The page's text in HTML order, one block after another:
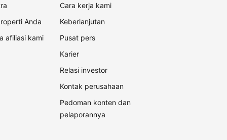
Anda
afiliasi kami
Cara kerja kami
Keberlanjutan
Pusat pers
Karier
Relasi investor
Kontak perusahaan
Pedoman konten dan
pelaporannya